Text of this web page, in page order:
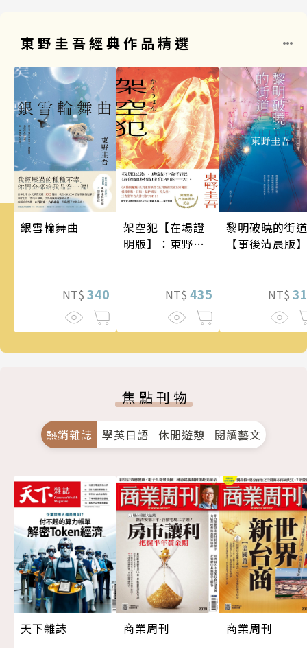
東野圭吾經典作品精選
銀雪輪舞曲
NT$ 340
架空犯【在場證
明版】：東野圭
蝠》系列重磅新
NT$ 435
黎明破曉的街道
【事後清晨版】
NT$
焦點刊物
熱銷雜誌 學英日語 休閒遊憩 閱讀藝文
天下雜誌
商業周刊
商業周刊